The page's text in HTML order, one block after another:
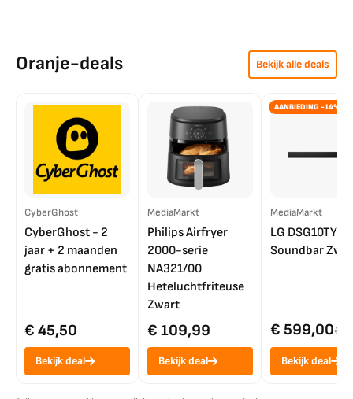
Oranje-deals Bekijk alle deals
CyberGhost
CyberGhost - 2
jaar + 2 maanden
gratis abonnement
€ 45,50
Bekijk deal
MediaMarkt
Philips Airfryer
2000-serie
NA321/00
Heteluchtfriteuse
Zwart
€ 109,99
Bekijk deal
AANBIEDING -14%
MediaMarkt
LG DSG10TY
Soundbar
€ 599,00€
Bekijk deal